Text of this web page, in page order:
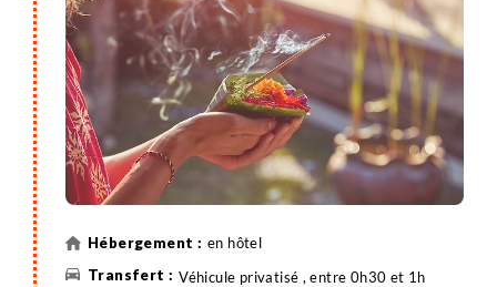
en hôtel
Véhicule privatisé , entre 0h30 et 1h